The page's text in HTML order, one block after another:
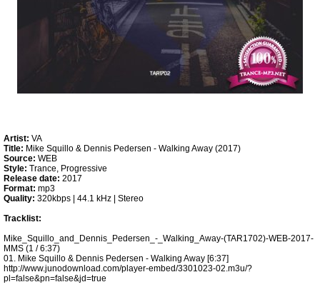
Artist: VA
Title: Mike Squillo & Dennis Pedersen - Walking Away (2017)
Source: WEB
Style: Trance, Progressive
Release date: 2017
Format: mp3
Quality: 320kbps | 44.1 kHz | Stereo
Tracklist:
Mike_Squillo_and_Dennis_Pedersen_-_Walking_Away-(TAR1702)-WEB-2017-
MMS (1 / 6:37)
01. Mike Squillo & Dennis Pedersen - Walking Away [6:37]
http://www.junodownload.com/player-embed/3301023-02.m3u/?
pl=false&pn=false&jd=true